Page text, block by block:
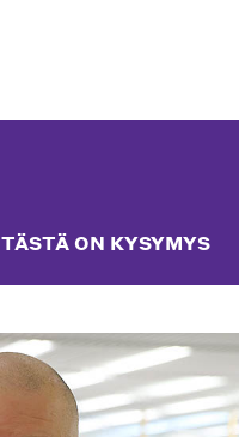
TÄSTÄ ON KYSYMYS